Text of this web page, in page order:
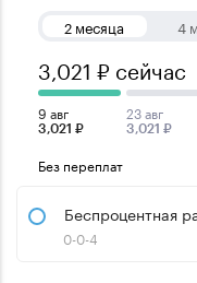
2 месяца 4
3,021 ₽ сейчас
9 авг
3,021 ₽
23 авг
3,021 ₽
Без переплат
Беспроцентная
0-0-4